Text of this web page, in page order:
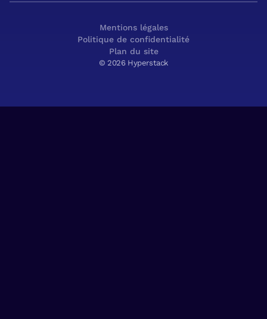
© 2026 Hyperstack
Mentions légales
Politique de confidentialité
Plan du site